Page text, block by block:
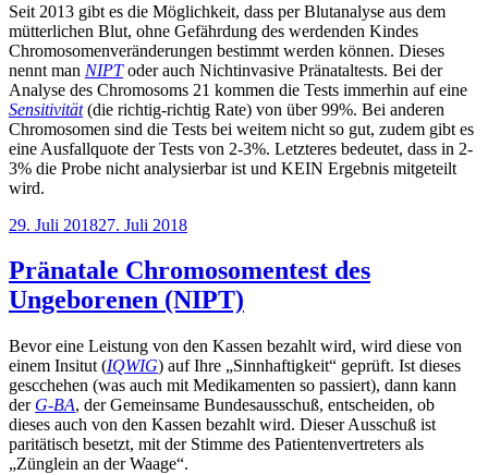
Seit 2013 gibt es die Möglichkeit, dass per Blutanalyse aus dem
mütterlichen Blut, ohne Gefährdung des werdenden Kindes
Chromosomenveränderungen bestimmt werden können. Dieses
nennt man NIPToder auch Nichtinvasive Pränataltests. Bei der
Analyse des Chromosoms 21 kommen die Tests immerhin auf eine
Sensitivität(die richtig-richtig Rate) von über 99%. Bei anderen
Chromosomen sind die Tests bei weitem nicht so gut, zudem gibt es
eine Ausfallquote der Tests von 2-3%. Letzteres bedeutet, dass in 2-
3% die Probe nicht analysierbar ist und KEIN Ergebnis mitgeteilt
wird.
Veröffentlicht
29. Juli 201827. Juli 2018
Pränatale Chromosomentest des
Ungeborenen (NIPT)
Bevor eine Leistung von den Kassen bezahlt wird, wird diese von
einem Insitut (IQWIG) auf Ihre „Sinnhaftigkeit“ geprüft. Ist dieses
gescchehen (was auch mit Medikamenten so passiert), dann kann
der G-BA, der Gemeinsame Bundesausschuß, entscheiden, ob
dieses auch von den Kassen bezahlt wird. Dieser Ausschuß ist
paritätisch besetzt, mit der Stimme des Patientenvertreters als
„Zünglein an der Waage“.